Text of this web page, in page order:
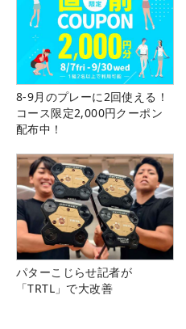
8-9月のプレーに2回使える！
コース限定2,000円クーポン
配布中！
パターこじらせ記者が
「TRTL」で大改善